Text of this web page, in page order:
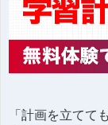
「計画を立てて